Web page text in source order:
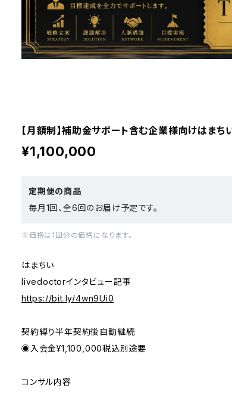
【月額制】補助金サポート含む企業様向けはまち
¥1,100,000
定期便の商品
毎月1回、全6回のお届け予定です。
※価格は1回分の価格になります。
はまちい
livedoctorインタビュー記事
https://bit.ly/4wn9Ui0
契約縛り半年契約後自動継続
◉入会金¥1,100,000税込別途要
コンサル内容